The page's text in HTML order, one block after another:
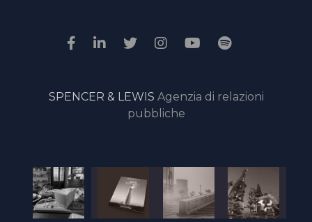
SPENCER & LEWIS Agenzia di relazioni
pubbliche